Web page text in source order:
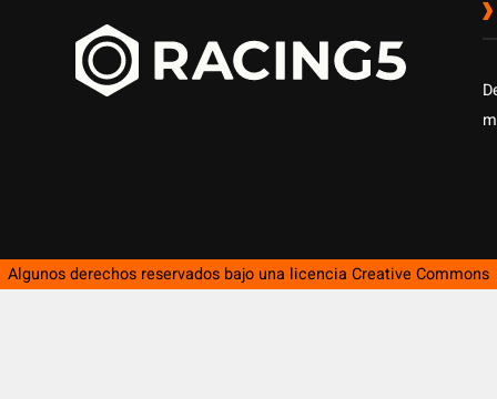
Algunos derechos reservados bajo una licencia Creative Commons